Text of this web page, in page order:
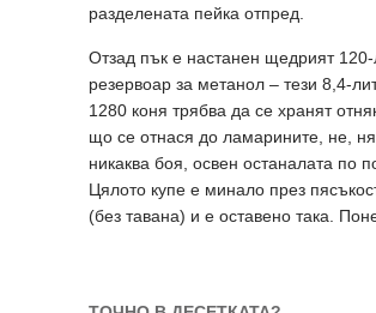
разделената пейка отпред.
Отзад пък е настанен щедрият 120-
резервоар за метанол – тези 8,4-
1280 коня трябва да се хранят
що се отнася до ламарините, не,
никаква боя, освен останалата по
Цялото купе е минало през
(без тавана) и е оставено така. Поне